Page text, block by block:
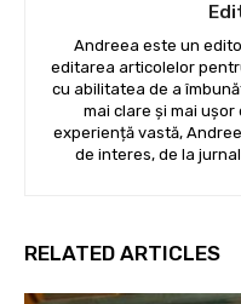
Andreea este un
editarea articolelor
cu abilitatea de a
mai clare și mai
experiență vastă,
de interes, de la
RELATED ARTICLES